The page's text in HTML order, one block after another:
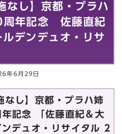
なし】京都・プラハ
周年記念 佐藤直紀
デンデュオ・リサ
年6月29日
なし】京都・プラハ姉
記念 「佐藤直紀＆大
デュオ・リサイタル 2